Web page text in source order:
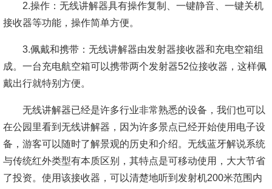
2.操作：无线讲解器具有操作复制、一键静音、一键关机
接收器等功能，操作简单方便。
3.佩戴和携带：无线讲解器由发射器接收器和充电空箱组
成。一台充电航空箱可以携带两个发射器52位接收器，这样佩
戴出行就特别方便。
无线讲解器已经是许多行业非常熟悉的设备，我们也可以
在公园里看到无线讲解器，因为许多景点已经开始使用电子设
备，游客可以随时了解景观的历史和介绍。无线蓝牙解说系统
与传统红外类型有本质区别，其特点是可移动使用，大大节省
了投资。使用该接收器，可以清楚地听到发射机200米范围内